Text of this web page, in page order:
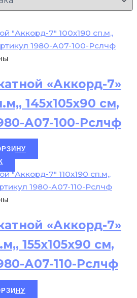
«Аккорд-7»
145х105х90 см,
А07-100-Рслчф
«Аккорд-7»
155х105х90 см,
А07-110-Рслчф